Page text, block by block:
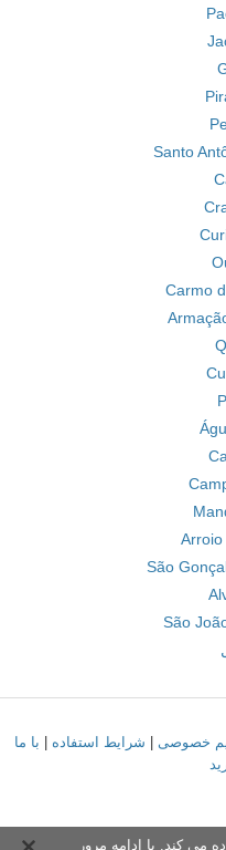
Santo
Carmo
Arroio
São
São
خصوصی شرایط استفاده
با ما
می کند. با ادامه مرور